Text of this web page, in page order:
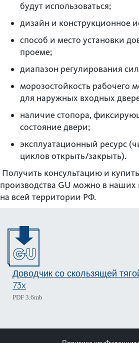
будут использоваться;
дизайн и конструкционное
способ и место установки
проеме;
диапазон регулирования
морозостойкость рабочего
для наружных входных
наличие стопора,
состояние двери;
эксплуатационный ресурс
циклов открыть/закрыть).
Получить консультацию и
производства GU можно в наших
на всей территории РФ.
Доводчик со скользящей
73x
PDF 3.6mb